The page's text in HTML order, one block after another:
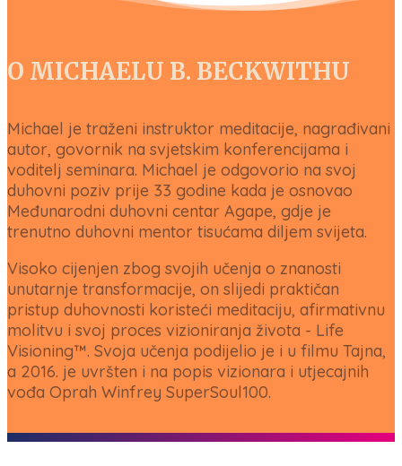
O MICHAELU B. BECKWITHU
Michael je traženi instruktor meditacije, nagrađivani
autor, govornik na svjetskim konferencijama i
voditelj seminara. Michael je odgovorio na svoj
duhovni poziv prije 33 godine kada je osnovao
Međunarodni duhovni centar Agape, gdje je
trenutno duhovni mentor tisućama diljem svijeta.
Visoko cijenjen zbog svojih učenja o znanosti
unutarnje transformacije, on slijedi praktičan
pristup duhovnosti koristeći meditaciju, afirmativnu
molitvu i svoj proces vizioniranja života - Life
Visioning™. Svoja učenja podijelio je i u filmu Tajna,
a 2016. je uvršten i na popis vizionara i utjecajnih
vođa Oprah Winfrey SuperSoul100.